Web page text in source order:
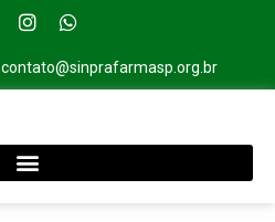
contato@sinprafarmasp.org.br